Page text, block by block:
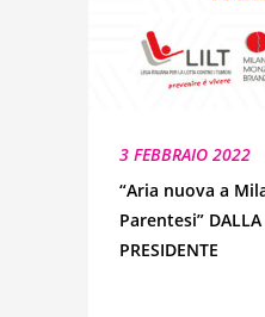
3 FEBBRAIO 2022
“Aria nuova a
Parentesi” DALLA
PRESIDENTE